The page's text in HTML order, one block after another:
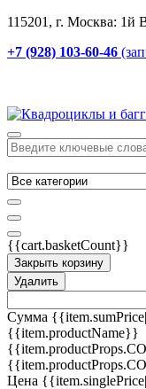
115201, г. Москва: 1й
+7 (928) 103-60-46
{{cart.basketCount}}
Закрыть корзину
Удалить
Сумма
{{item.productName}}
Цена